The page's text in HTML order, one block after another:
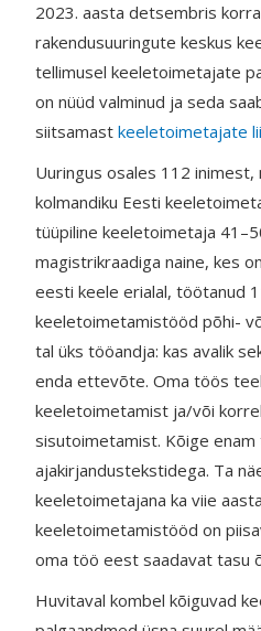
2023. aasta detsembris
rakendusuuringute keskus
tellimusel keeletoimetajate
on nüüd valminud ja seda
siitsamastkeeletoimetajate
Uuringus osales 112
kolmandiku Eesti
tüüpiline keeletoimetaja
magistrikraadiga naine, kes
eesti keele erialal, töötanud
keeletoimetamistööd põhi-
tal üks tööandja: kas avalik
enda ettevõte. Oma töös
keeletoimetamist ja/või
sisutoimetamist. Kõige
ajakirjandustekstidega. Ta
keeletoimetajana ka viie
keeletoimetamistööd on
oma töö eest saadavat tasu
Huvitaval kombel kõiguvad